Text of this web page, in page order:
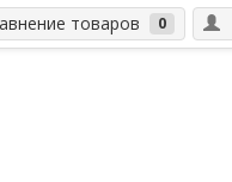
товаров 0